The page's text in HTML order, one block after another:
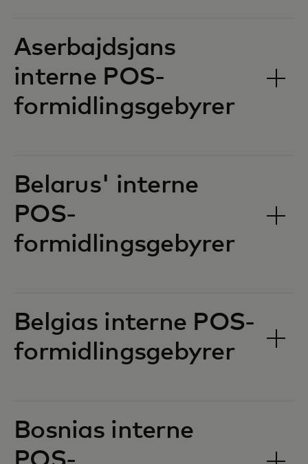
Aserbajdsjans
interne POS-
formidlingsgebyrer‎‎
Belarus' interne
POS-
formidlingsgebyrer‎‎
Belgias interne POS-
formidlingsgebyrer‎‎
Bosnias interne